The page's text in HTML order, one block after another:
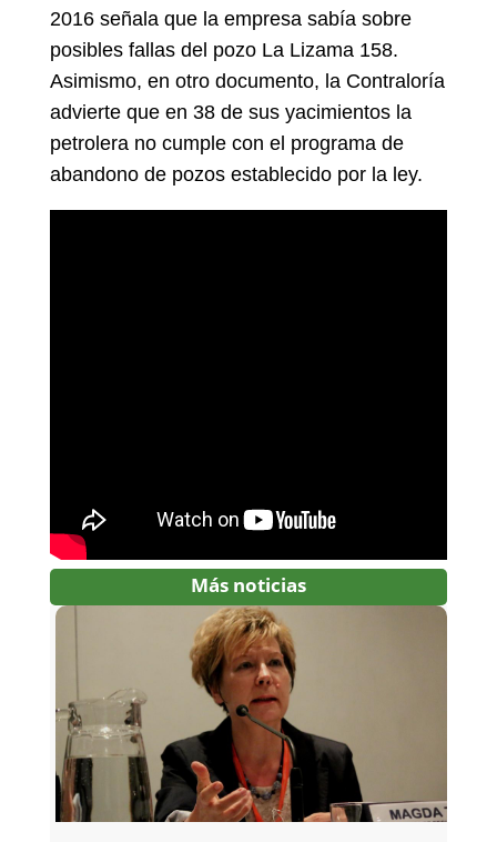
2016 señala que la empresa sabía sobre
posibles fallas del pozo La Lizama 158.
Asimismo, en otro documento, la Contraloría
advierte que en 38 de sus yacimientos la
petrolera no cumple con el programa de
abandono de pozos establecido por la ley.
Más noticias